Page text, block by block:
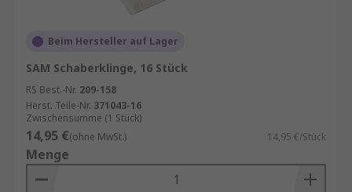
Beim Hersteller auf Lager
SAM Schaberklinge, 16 Stück
RS Best.-Nr. 209-158
Herst. Teile-Nr. 371043-16
Zwischensumme (1 Stück)
14,95 €(ohne MwSt.) 14,95 €/Stück
Menge